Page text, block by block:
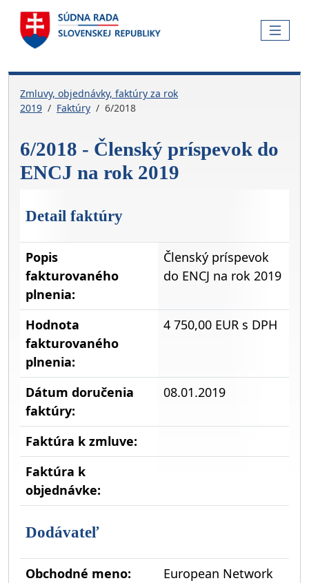
Skočiť na hlavnú navigáciu
Skočiť na obsah
Skočiť na bočnú lištu
Skočiť na pätičku
MENU
Zmluvy, objednávky, faktúry za rok
2019
Faktúry 6/2018
6/2018 - Členský príspevok do
ENCJ na rok 2019
Detail faktúry
Popis
fakturovaného
plnenia:
Členský príspevok
do ENCJ na rok 2019
Hodnota
fakturovaného
plnenia:
4 750,00 EUR s DPH
Dátum doručenia
faktúry:
08.01.2019
Faktúra k zmluve:
Faktúra k
objednávke:
Dodávateľ
Obchodné meno:
European Network